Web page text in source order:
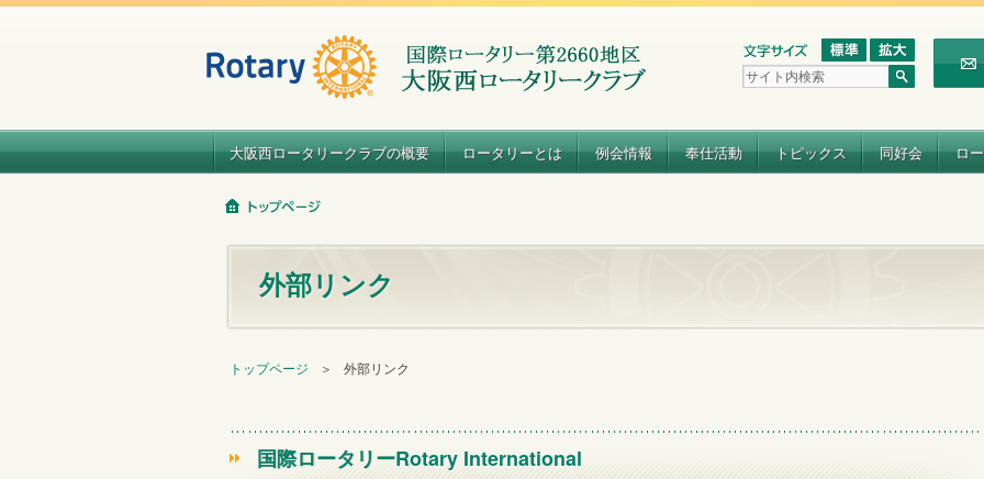
大阪西ロータリークラブの概要 ロータリーとは 例会情報 奉仕活動 トピックス 同好会 ロ
外部リンク
トップページ ＞ 外部リンク
国際ロータリーRotary International